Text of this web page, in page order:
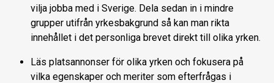
vilja jobba med i Sverige. Dela sedan in i mindre
grupper utifrån yrkesbakgrund så kan man rikta
innehållet i det personliga brevet direkt till olika yrken.
Läs platsannonser för olika yrken och fokusera på
vilka egenskaper och meriter som efterfrågas i